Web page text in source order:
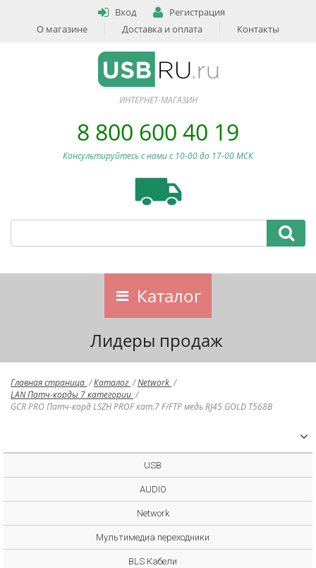
Вход
Регистрация
О магазине
Доставка и оплата Контакты
ИНТЕРНЕТ-МАГАЗИН
8 800 600 40 19
Консультируйтесь с нами c 10-00 до 17-00 МСК
Каталог
Лидеры продаж
Главная страница /Каталог /Network /
LAN Патч-корды 7 категории /
GCR PRO Патч-корд LSZH PROF кат.7 F/FTP медь RJ45 GOLD T568B
USB
AUDIO
Network
Мультимедиа переходники
BLS Кабели